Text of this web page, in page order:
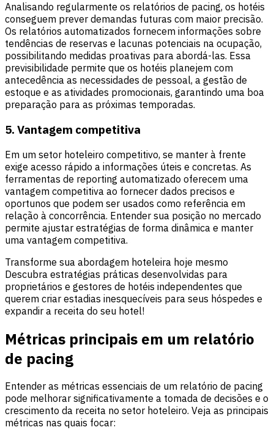
Analisando regularmente os relatórios de pacing, os hotéis
conseguem prever demandas futuras com maior precisão.
Os relatórios automatizados fornecem informações sobre
tendências de reservas e lacunas potenciais na ocupação,
possibilitando medidas proativas para abordá-las. Essa
previsibilidade permite que os hotéis planejem com
antecedência as necessidades de pessoal, a gestão de
estoque e as atividades promocionais, garantindo uma boa
preparação para as próximas temporadas.
5. Vantagem competitiva
Em um setor hoteleiro competitivo, se manter à frente
exige acesso rápido a informações úteis e concretas. As
ferramentas de reporting automatizado oferecem uma
vantagem competitiva ao fornecer dados precisos e
oportunos que podem ser usados como referência em
relação à concorrência. Entender sua posição no mercado
permite ajustar estratégias de forma dinâmica e manter
uma vantagem competitiva.
Transforme sua abordagem hoteleira hoje mesmo
Descubra estratégias práticas desenvolvidas para
proprietários e gestores de hotéis independentes que
querem criar estadias inesquecíveis para seus hóspedes e
expandir a receita do seu hotel!
Métricas principais em um relatório
de pacing
Entender as métricas essenciais de um relatório de pacing
pode melhorar significativamente a tomada de decisões e o
crescimento da receita no setor hoteleiro. Veja as principais
métricas nas quais focar: